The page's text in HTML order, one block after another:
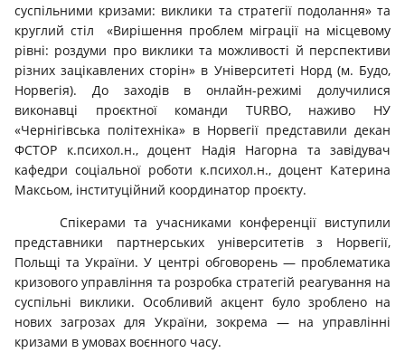
суспільними кризами: виклики та стратегії подолання» та
круглий стіл «Вирішення проблем міграції на місцевому
рівні: роздуми про виклики та можливості й перспективи
різних зацікавлених сторін» в Університеті Норд (м. Будо,
Норвегія). До заходів в онлайн-режимі долучилися
виконавці проєктної команди TURBO, наживо НУ
«Чернігівська політехніка» в Норвегії представили декан
ФСТОР к.психол.н., доцент Надія Нагорна та завідувач
кафедри соціальної роботи к.психол.н., доцент Катерина
Максьом, інституційний координатор проєкту.
Спікерами та учасниками конференції виступили
представники партнерських університетів з Норвегії,
Польщі та України. У центрі обговорень — проблематика
кризового управління та розробка стратегій реагування на
суспільні виклики. Особливий акцент було зроблено на
нових загрозах для України, зокрема — на управлінні
кризами в умовах воєнного часу.